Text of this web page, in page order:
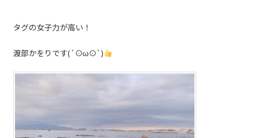
タグの女子力が高い！
渡部かをりです(´⊙ω⊙`)